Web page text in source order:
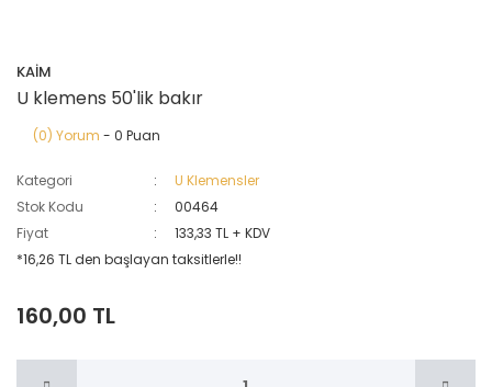
KAİM
U klemens 50'lik bakır
(0) Yorum - 0 Puan
Kategori
U Klemensler
Stok Kodu
00464
Fiyat
133,33 TL + KDV
*16,26 TL den başlayan taksitlerle!!
160,00 TL